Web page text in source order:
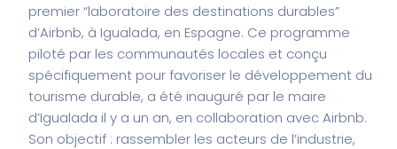
premier “laboratoire des destinations durables”
d’Airbnb, à Igualada, en Espagne. Ce programme
piloté par les communautés locales et conçu
spécifiquement pour favoriser le développement du
tourisme durable, a été inauguré par le maire
d’Igualada il y a un an, en collaboration avec Airbnb.
Son objectif : rassembler les acteurs de l’industrie,